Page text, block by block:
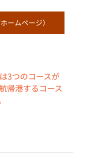
ームページ）
3つのコースが
帰港するコース